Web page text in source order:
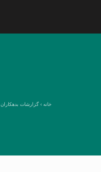
خانه › گزارشات بدهکاران